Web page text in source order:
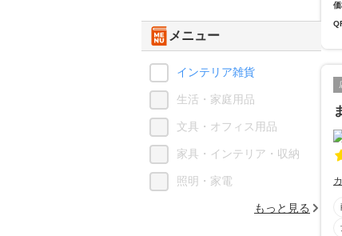
メニュー
インテリア雑貨
生活・家庭用品
文具・オフィス用品
家具・インテリア・収納
照明・家電
もっと見る